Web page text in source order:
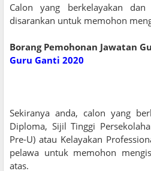
Calon yang berkelayakan dan
disarankan untuk memohon
Borang Pemohonan Jawatan
Guru Ganti 2020
Sekiranya anda, calon yang
Diploma, Sijil Tinggi
Pre-U) atau Kelayakan
pelawa untuk memohon
atas.